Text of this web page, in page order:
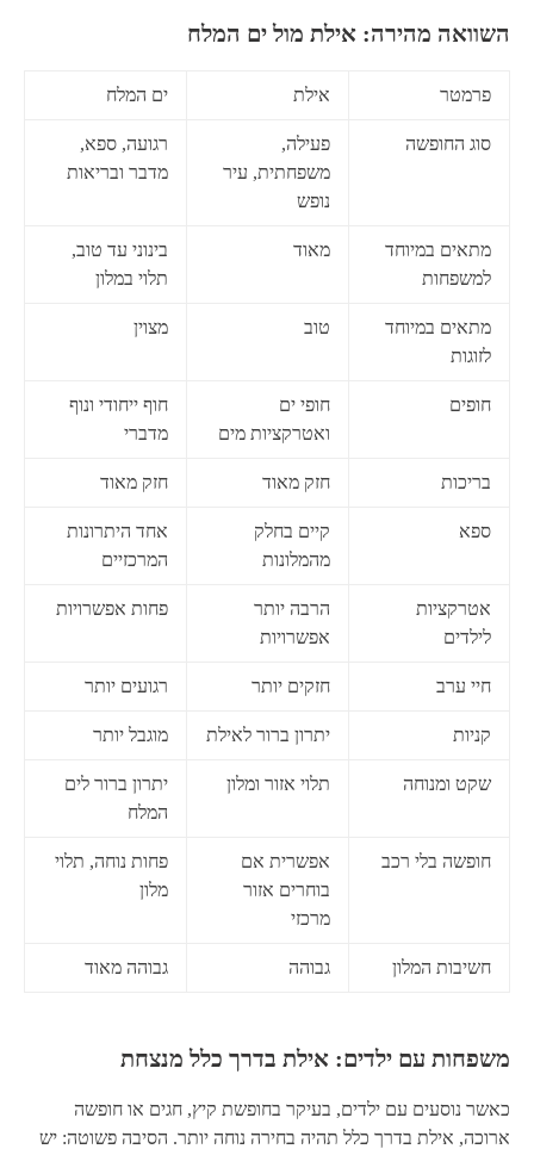
השוואה מהירה: אילת מול ים המלח
פרמטר אילת ים המלח
סוג החופשה
פעילה,
משפחתית, עיר
נופש
רגועה, ספא,
מדבר ובריאות
מתאים במיוחד
למשפחות
מאוד
בינוני עד טוב,
תלוי במלון
מתאים במיוחד
לזוגות
טוב מצוין
חופים
חופי ים
ואטרקציות מים
חוף ייחודי ונוף
מדברי
בריכות חזק מאוד חזק מאוד
ספא
קיים בחלק
מהמלונות
אחד היתרונות
המרכזיים
אטרקציות
לילדים
הרבה יותר
אפשרויות
פחות אפשרויות
חיי ערב חזקים יותר רגועים יותר
קניות יתרון ברור לאילת מוגבל יותר
שקט ומנוחה תלוי אזור ומלון
יתרון ברור לים
המלח
חופשה בלי רכב
אפשרית אם
בוחרים אזור
מרכזי
פחות נוחה, תלוי
מלון
חשיבות המלון גבוהה גבוהה מאוד
משפחות עם ילדים: אילת בדרך כלל מנצחת
כאשר נוסעים עם ילדים, בעיקר בחופשת קיץ, חגים או חופשה
ארוכה, אילת בדרך כלל תהיה בחירה נוחה יותר. הסיבה פשוטה: יש